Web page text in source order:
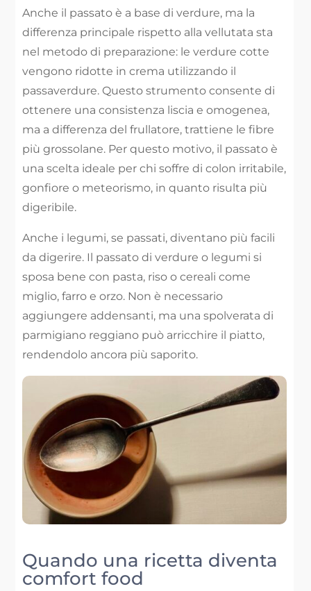
Anche il passato è a base di verdure, ma la
differenza principale rispetto alla vellutata sta
nel metodo di preparazione: le verdure cotte
vengono ridotte in crema utilizzando il
passaverdure. Questo strumento consente di
ottenere una consistenza liscia e omogenea,
ma a differenza del frullatore, trattiene le fibre
più grossolane. Per questo motivo, il passato è
una scelta ideale per chi soffre di colon irritabile,
gonfiore o meteorismo, in quanto risulta più
digeribile.
Anche i legumi, se passati, diventano più facili
da digerire. Il passato di verdure o legumi si
sposa bene con pasta, riso o cereali come
miglio, farro e orzo. Non è necessario
aggiungere addensanti, ma una spolverata di
parmigiano reggiano può arricchire il piatto,
rendendolo ancora più saporito.
Quando una ricetta diventa
comfort food